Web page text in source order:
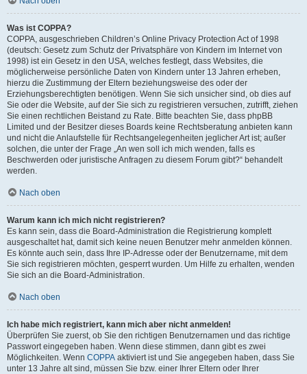
Was ist COPPA?
COPPA, ausgeschrieben Children’s Online Privacy Protection Act of 1998
(deutsch: Gesetz zum Schutz der Privatsphäre von Kindern im Internet von
1998) ist ein Gesetz in den USA, welches festlegt, dass Websites, die
möglicherweise persönliche Daten von Kindern unter 13 Jahren erheben,
hierzu die Zustimmung der Eltern beziehungsweise des oder der
Erziehungsberechtigten benötigen. Wenn Sie sich unsicher sind, ob dies auf
Sie oder die Website, auf der Sie sich zu registrieren versuchen, zutrifft, ziehen
Sie einen rechtlichen Beistand zu Rate. Bitte beachten Sie, dass phpBB
Limited und der Besitzer dieses Boards keine Rechtsberatung anbieten kann
und nicht die Anlaufstelle für Rechtsangelegenheiten jeglicher Art ist; außer
solchen, die unter der Frage „An wen soll ich mich wenden, falls es
Beschwerden oder juristische Anfragen zu diesem Forum gibt?“ behandelt
werden.
Nach oben
Warum kann ich mich nicht registrieren?
Es kann sein, dass die Board-Administration die Registrierung komplett
ausgeschaltet hat, damit sich keine neuen Benutzer mehr anmelden können.
Es könnte auch sein, dass Ihre IP-Adresse oder der Benutzername, mit dem
Sie sich registrieren möchten, gesperrt wurden. Um Hilfe zu erhalten, wenden
Sie sich an die Board-Administration.
Nach oben
Ich habe mich registriert, kann mich aber nicht anmelden!
Überprüfen Sie zuerst, ob Sie den richtigen Benutzernamen und das richtige
Passwort eingegeben haben. Wenn diese stimmen, dann gibt es zwei
Möglichkeiten. Wenn COPPA aktiviert ist und Sie angegeben haben, dass Sie
unter 13 Jahre alt sind, müssen Sie bzw. einer Ihrer Eltern oder Ihrer